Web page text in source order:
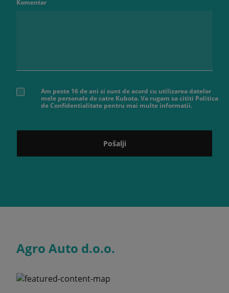
Komentar
Am peste 16 de ani si sunt de acord cu utilizarea datelor
mele personale de catre Kubota. Va rugam sa cititi Politica
de Confidentialitate pentru mai multe informatii.
Pošalji
Agro Auto d.o.o.